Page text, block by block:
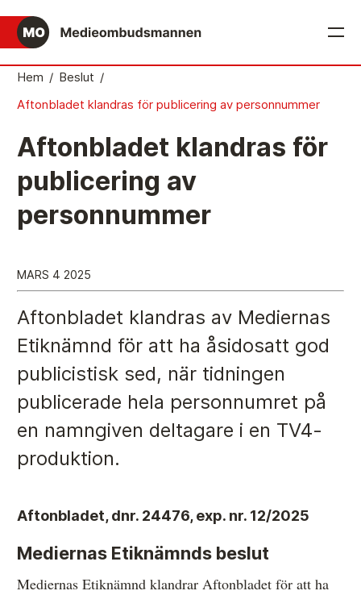
Det medieetiska systemet
Så här jobbar Medieombudsmannen
Mediernas Etiknämnd fattar de avgörande besluten
Publicitetsreglerna – grunden i det medieetiska
systemet
Vill du ansluta till det medieetiska systemet?
Medieetikens historia
Instruktion för Allmänhetens Medieombudsman
De senaste besluten
Så här gör du en anmälan
Fyll i din anmälan
Regler för medier i processen hos MO
Hem / Beslut /
Aftonbladet klandras för publicering av personnummer
Aftonbladet klandras för
publicering av
personnummer
MARS 4 2025
Aftonbladet klandras av Mediernas
Etiknämnd för att ha åsidosatt god
publicistisk sed, när tidningen
publicerade hela personnumret på
en namngiven deltagare i en TV4-
produktion.
Aftonbladet, dnr. 24476, exp. nr. 12/2025
Mediernas Etiknämnds beslut
Mediernas Etiknämnd klandrar Aftonbladet för att ha